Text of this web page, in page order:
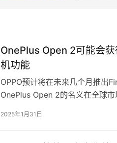
OnePlus Open 2可能会
机功能
OPPO预计将在未来几个月推出
OnePlus Open 2的名义在全球
N5（也就是OnePlus Open 2）
2025年1月31日